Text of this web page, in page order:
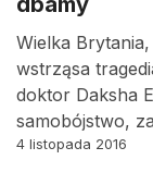
Wielka
wstrząsa
doktor Daksha
samobójstwo,
4 listopada 2016